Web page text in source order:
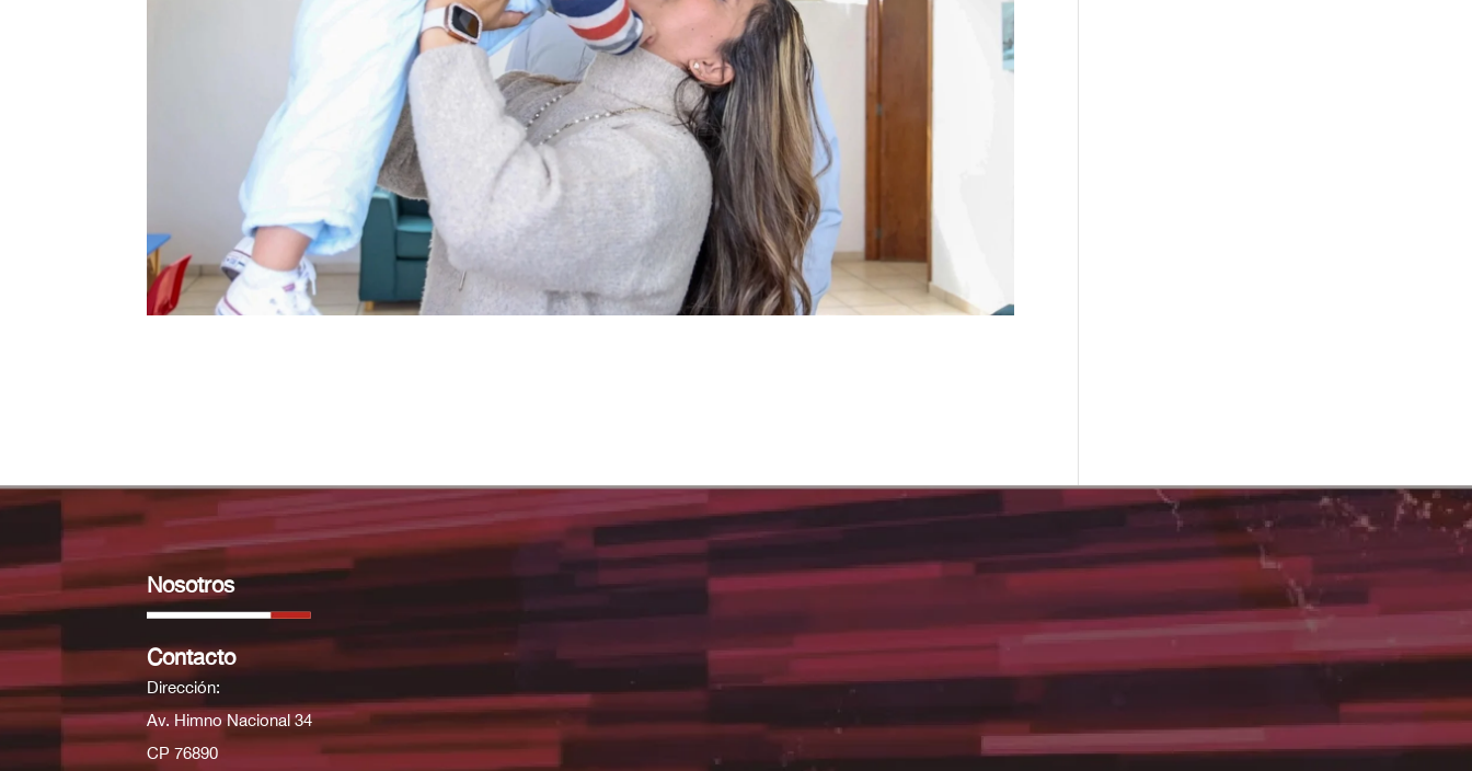
Nosotros
Contacto
Dirección:
Av. Himno Nacional 34
CP 76890